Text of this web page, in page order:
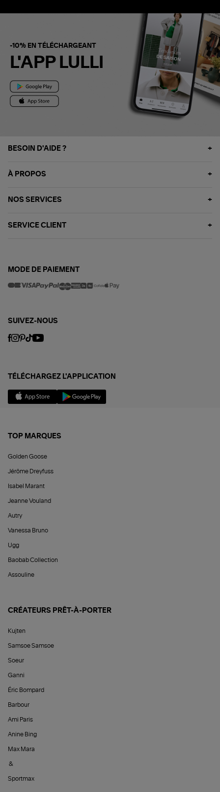
-10% EN TÉLÉCHARGEANT
L'APP LULLI
BESOIN D'AIDE ?
À PROPOS
NOS SERVICES
SERVICE CLIENT
MODE DE PAIEMENT
SUIVEZ-NOUS
TÉLÉCHARGEZ L'APPLICATION
TOP MARQUES
Golden Goose
Jérôme Dreyfuss
Isabel Marant
Jeanne Vouland
Autry
Vanessa Bruno
Ugg
Baobab Collection
Assouline
CRÉATEURS PRÊT-À-PORTER
Kujten
Samsoe Samsoe
Soeur
Ganni
Éric Bompard
Barbour
Ami Paris
Anine Bing
Max Mara
&
Sportmax